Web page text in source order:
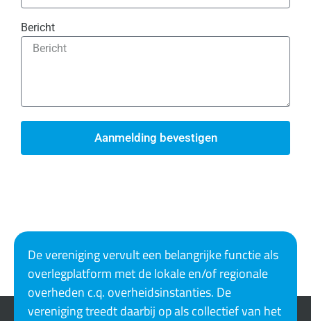
Bericht
Aanmelding bevestigen
De vereniging vervult een belangrijke functie als
overlegplatform met de lokale en/of regionale
overheden c.q. overheidsinstanties. De
vereniging treedt daarbij op als collectief van het